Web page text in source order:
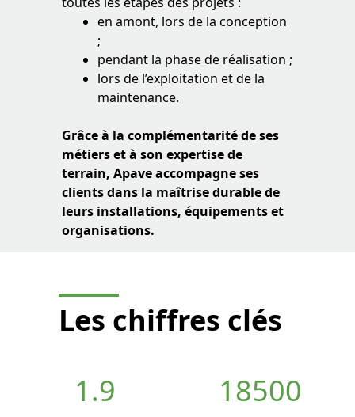
en amont, lors de la conception
;
pendant la phase de réalisation ;
lors de l’exploitation et de la
maintenance.
Grâce à la complémentarité de ses
métiers et à son expertise de
terrain, Apave accompagne ses
clients dans la maîtrise durable de
leurs installations, équipements et
organisations.
Les chiffres clés
1.9
18500